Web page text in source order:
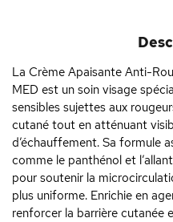
La Crème Apaisante Anti-
MED est un soin visage
sensibles sujettes aux
cutané tout en atténuant
d’échauffement. Sa formule
comme le panthénol et
pour soutenir la
plus uniforme. Enrichie en
renforcer la barrière cutanée